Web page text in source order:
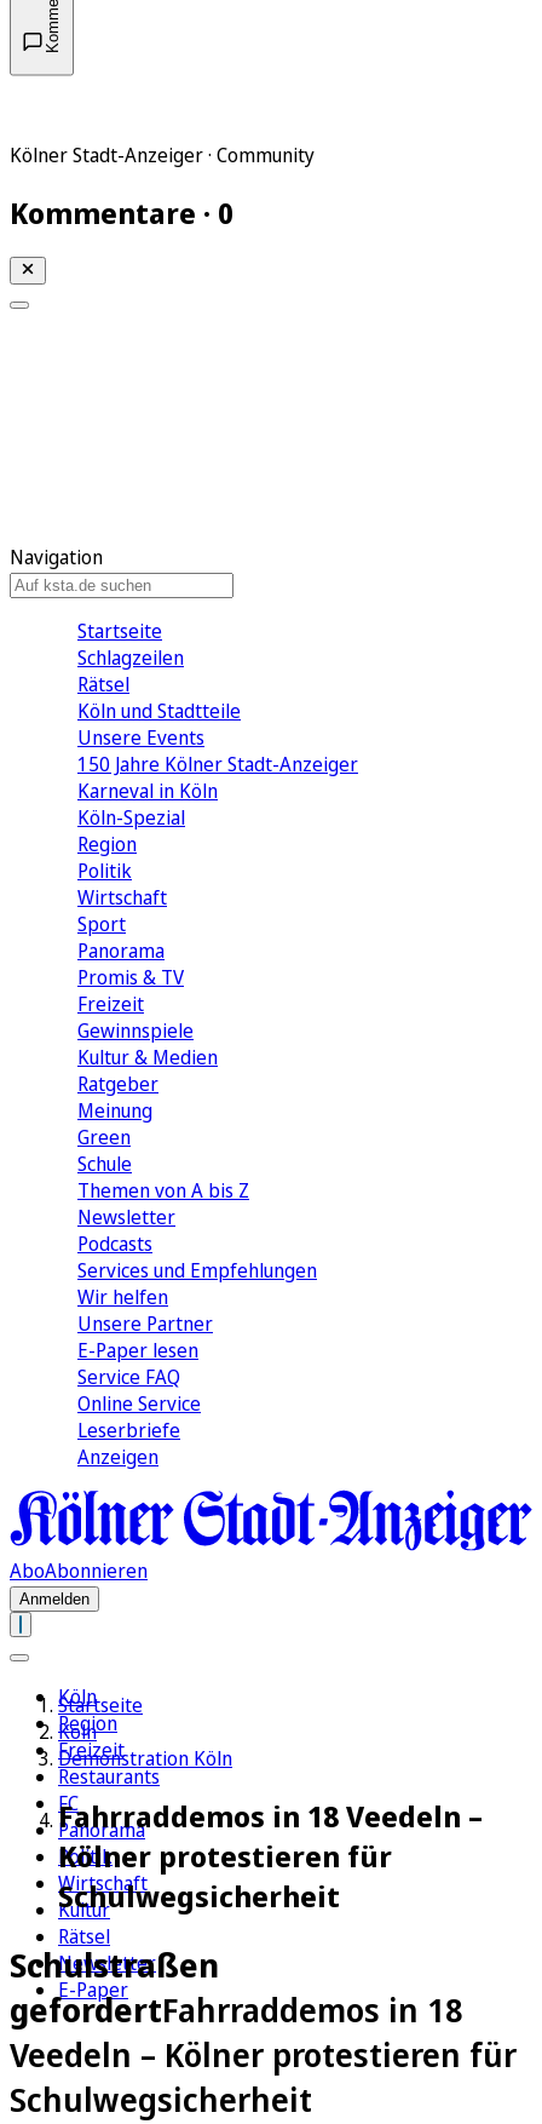
Kölner Stadt-Anzeiger · Community
Kommentare · 0
Navigation
Startseite
Schlagzeilen
Rätsel
Köln und Stadtteile
Unsere Events
150 Jahre Kölner Stadt-Anzeiger
Karneval in Köln
Köln-Spezial
Region
Politik
Wirtschaft
Sport
Panorama
Promis & TV
Freizeit
Gewinnspiele
Kultur & Medien
Ratgeber
Meinung
Green
Schule
Themen von A bis Z
Newsletter
Podcasts
Services und Empfehlungen
Wir helfen
Unsere Partner
E-Paper lesen
Service FAQ
Online Service
Leserbriefe
Anzeigen
AboAbonnieren
Anmelden
Köln
Region
Freizeit
Restaurants
FC
Panorama
Politik
Wirtschaft
Kultur
Rätsel
Newsletter
E-Paper
Startseite
Köln
Demonstration Köln
Fahrraddemos in 18 Veedeln –
Kölner protestieren für
Schulwegsicherheit
Schulstraßen
gefordertFahrraddemos in 18
Veedeln – Kölner protestieren für
Schulwegsicherheit